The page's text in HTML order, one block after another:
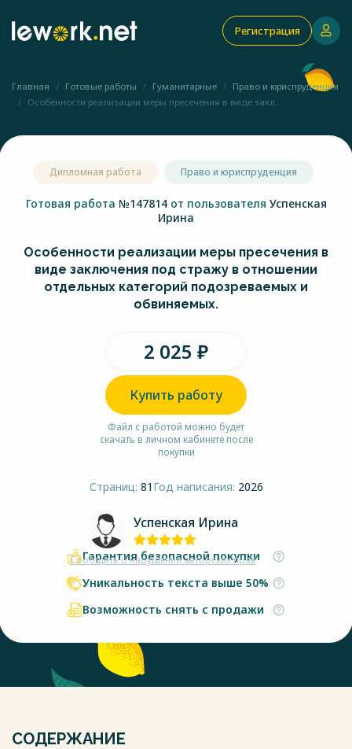
Регистрация
Главная Готовые работы Гуманитарные
Право и юриспруденция
Особенности реализации меры пресечения в виде закл...
Дипломная работа Право и юриспруденция
Готовая работа №147814 от пользователя Успенская
Ирина
Особенности реализации меры пресечения в
виде заключения под стражу в отношении
отдельных категорий подозреваемых и
обвиняемых.
2 025 ₽
Купить работу
Файл с работой можно будет
скачать в личном кабинете после
покупки
Страниц: 81 Год написания: 2026
Успенская Ирина
Сообщить о нарушении авторских прав
Гарантия безопасной покупки
Уникальность текста выше 50%
Возможность снять с продажи
СОДЕРЖАНИЕ